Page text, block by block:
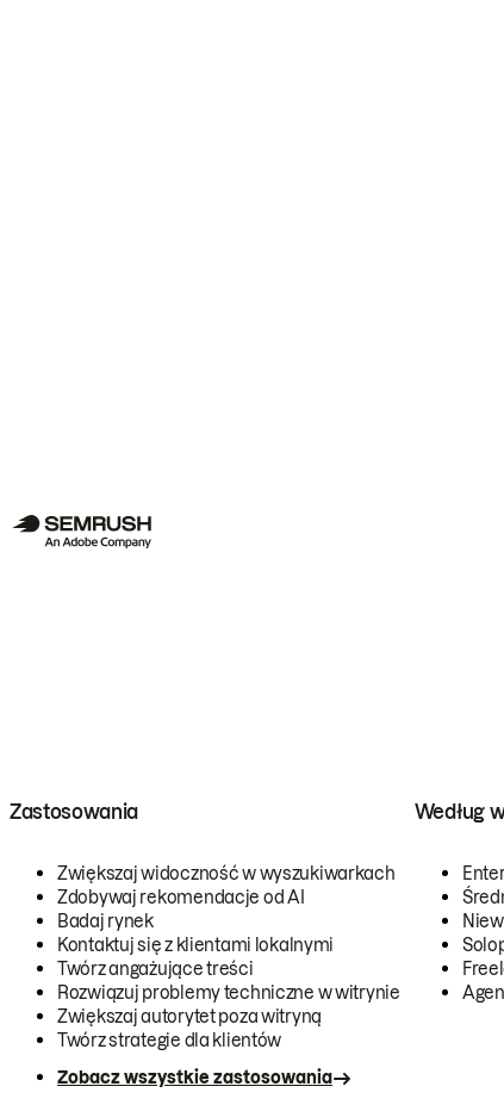
Zastosowania
Zwiększaj widoczność w wyszukiwarkach
Zdobywaj rekomendacje od AI
Badaj rynek
Kontaktuj się z klientami lokalnymi
Twórz angażujące treści
Rozwiązuj problemy techniczne w witrynie
Zwiększaj autorytet poza witryną
Twórz strategie dla klientów
Zobacz wszystkie zastosowania
Według